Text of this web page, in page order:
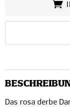
Das rosa derbe